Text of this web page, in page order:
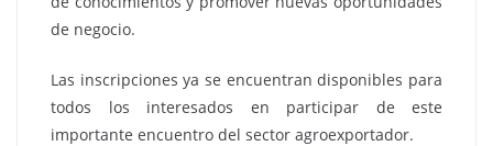
de negocio.
Las inscripciones ya se encuentran disponibles para
todos los interesados en participar de este
importante encuentro del sector agroexportador.